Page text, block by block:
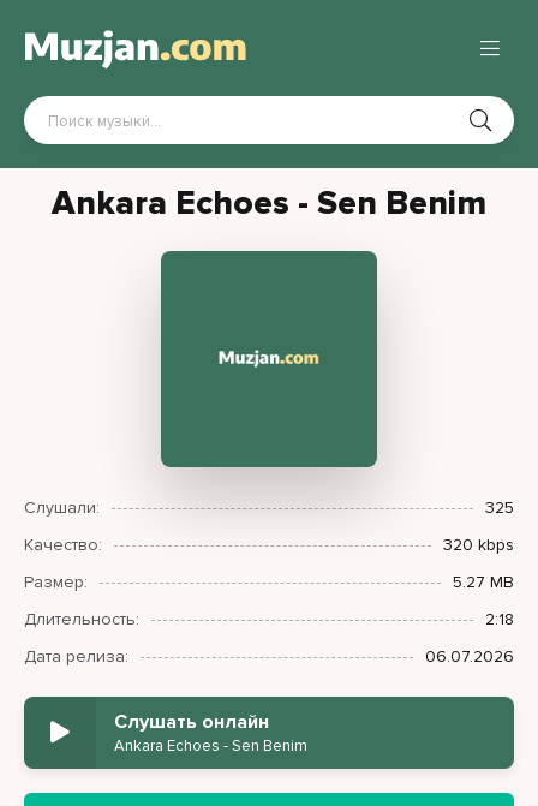
Ankara Echoes - Sen Benim
Слушали:
325
Качество:
320 kbps
Размер:
5.27 MB
Длительность:
2:18
Дата релиза:
06.07.2026
Слушать онлайн
Ankara Echoes - Sen Benim